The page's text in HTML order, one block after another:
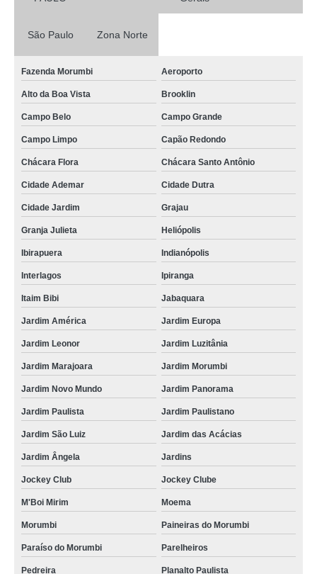
São Paulo Zona Norte
Fazenda Morumbi Aeroporto
Alto da Boa Vista Brooklin
Campo Belo Campo Grande
Campo Limpo Capão Redondo
Chácara Flora Chácara Santo Antônio
Cidade Ademar Cidade Dutra
Cidade Jardim Grajau
Granja Julieta Heliópolis
Ibirapuera Indianópolis
Interlagos Ipiranga
Itaim Bibi Jabaquara
Jardim América Jardim Europa
Jardim Leonor Jardim Luzitânia
Jardim Marajoara Jardim Morumbi
Jardim Novo Mundo Jardim Panorama
Jardim Paulista Jardim Paulistano
Jardim São Luiz Jardim das Acácias
Jardim Ângela Jardins
Jockey Club Jockey Clube
M'Boi Mirim Moema
Morumbi Paineiras do Morumbi
Paraíso do Morumbi Parelheiros
Pedreira Planalto Paulista